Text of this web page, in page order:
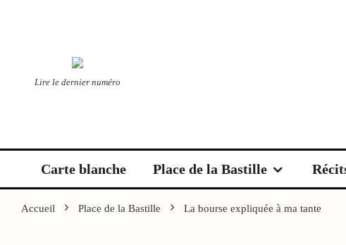
Lire le dernier numéro
Carte blanche Place de la Bastille
Accueil Place de la Bastille La bourse expliquée à ma tante